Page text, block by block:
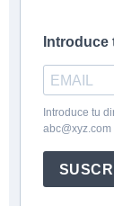
Introduce
Introduce tu
abc@xyz.com